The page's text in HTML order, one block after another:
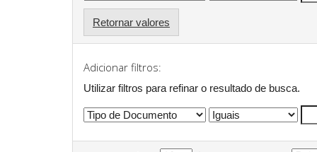
Retornar valores
Adicionar filtros:
Utilizar filtros para refinar o resultado de busca.